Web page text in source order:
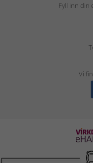
Fyll inn din
Vi